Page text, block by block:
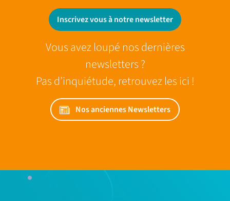
Inscrivez vous à notre newsletter
Vous avez loupé nos dernières
newsletters ?
Pas d’inquiétude, retrouvez les ici !
Nos anciennes Newsletters